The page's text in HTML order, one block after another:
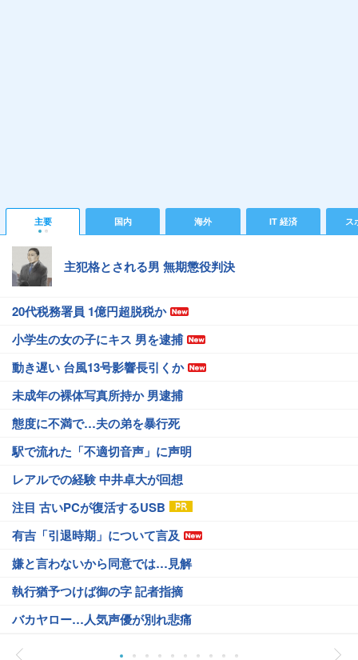
主要 国内 海外 IT 経済 ス
主犯格とされる男 無期懲役判決
20代税務署員 1億円超脱税か
小学生の女の子にキス 男を逮捕
動き遅い 台風13号影響長引くか
未成年の裸体写真所持か 男逮捕
態度に不満で…夫の弟を暴行死
駅で流れた「不適切音声」に声明
レアルでの経験 中井卓大が回想
注目 古いPCが復活するUSB
有吉「引退時期」について言及
嫌と言わないから同意では…見解
執行猶予つけば御の字 記者指摘
バカヤロー…人気声優が別れ悲痛